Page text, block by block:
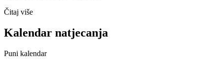
Čitaj više
Kalendar natjecanja
Puni kalendar